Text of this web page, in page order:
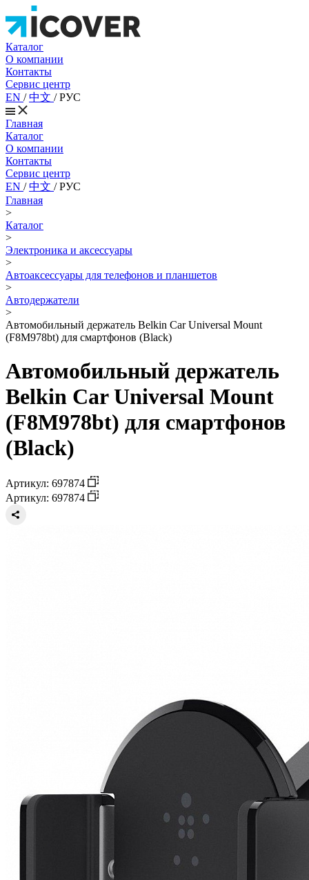
Каталог
О компании
Контакты
Сервис центр
EN /中文 /РУС
Главная
Каталог
О компании
Контакты
Сервис центр
EN /中文 /РУС
Главная
>
Каталог
>
Электроника и аксессуары
>
Автоаксессуары для телефонов и планшетов
>
Автодержатели
>
Автомобильный держатель Belkin Car Universal Mount
(F8M978bt) для смартфонов (Black)
Автомобильный держатель
Belkin Car Universal Mount
(F8M978bt) для смартфонов
(Black)
Артикул: 697874
Артикул: 697874